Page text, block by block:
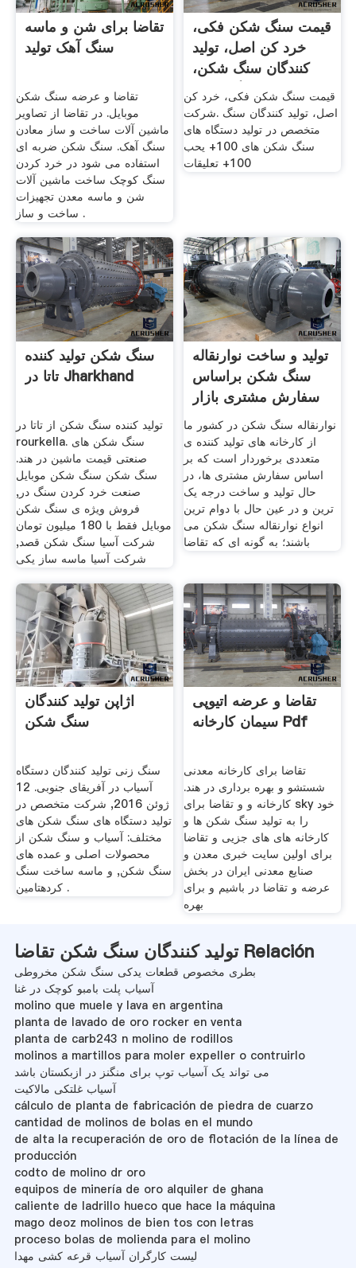
تقاضا برای شن و ماسه
سنگ آهک تولید
تقاضا و عرضه سنگ شکن
موبایل. در تقاضا از تصاویر
ماشین آلات ساخت و ساز معادن
سنگ آهک. سنگ شکن ضربه ای
استفاده می شود در خرد کردن
سنگ کوچک ساخت ماشین آلات
شن و ماسه معدن تجهیزات
ساخت و ساز .
قیمت سنگ شکن فکی،
خرد کن اصل، تولید
کنندگان سنگ شکن،
سنگ شکن
قیمت سنگ شکن فکی، خرد کن
اصل، تولید کنندگان سنگ .شرکت
متخصص در تولید دستگاه های
سنگ شکن های 100+ يحب
100+ تعليقات
سنگ شکن تولید کننده
تاتا در Jharkhand
تولید کننده سنگ شکن از تاتا در
rourkella. سنگ شکن های
صنعتی قیمت ماشین در هند.
سنگ شکن سنگ شکن موبایل
صنعت خرد کردن سنگ در,
فروش ویژه ی سنگ شکن
موبایل فقط با 180 میلیون تومان
شرکت آسیا سنگ شکن قصد,
شرکت آسیا ماسه ساز یکی
تولید و ساخت نوارنقاله
سنگ شکن براساس
سفارش مشتری بازار
نوارنقاله سنگ شکن در کشور ما
از کارخانه های تولید کننده ی
متعددی برخوردار است که بر
اساس سفارش مشتری ها، در
حال تولید و ساخت درجه یک
ترین و در عین حال با دوام ترین
انواع نوارنقاله سنگ شکن می
باشند؛ به گونه ای که تقاضا
اژاپن تولید کنندگان
سنگ شکن
سنگ زنی تولید کنندگان دستگاه
آسیاب در آفریقای جنوبی. 12
ژوئن 2016, شرکت متخصص در
تولید دستگاه های سنگ شکن های
مختلف: آسیاب و سنگ شکن از
محصولات اصلی و عمده های
سنگ شکن, و ماسه ساخت سنگ
کردهتامین .
تقاضا و عرضه اتیوپی
سیمان کارخانه Pdf
تقاضا برای کارخانه معدنی
شستشو و بهره برداری در هند.
کارخانه و و تقاضا برای sky خود
را به تولید سنگ شکن ها و
کارخانه های های جزیی و تقاضا
برای اولین سایت خبری معدن و
صنایع معدنی ایران در بخش
عرضه و تقاضا در باشیم و برای
بهره
تولید کنندگان سنگ شکن تقاضا Relación
بطری مخصوص قطعات یدکی سنگ شکن مخروطی
آسیاب پلت بامبو کوچک در غنا
molino que muele y lava en argentina
planta de lavado de oro rocker en venta
planta de carb243 n molino de rodillos
molinos a martillos para moler expeller o contruirlo
می تواند یک آسیاب توپ برای منگنز در ازبکستان باشد
آسیاب غلتکی مالاکیت
cálculo de planta de fabricación de piedra de cuarzo
cantidad de molinos de bolas en el mundo
de alta la recuperación de oro de flotación de la línea de
producción
codto de molino dr oro
equipos de minería de oro alquiler de ghana
caliente de ladrillo hueco que hace la máquina
mago deoz molinos de bien tos con letras
proceso bolas de molienda para el molino
لیست کارگران آسیاب قرعه کشی مهدا